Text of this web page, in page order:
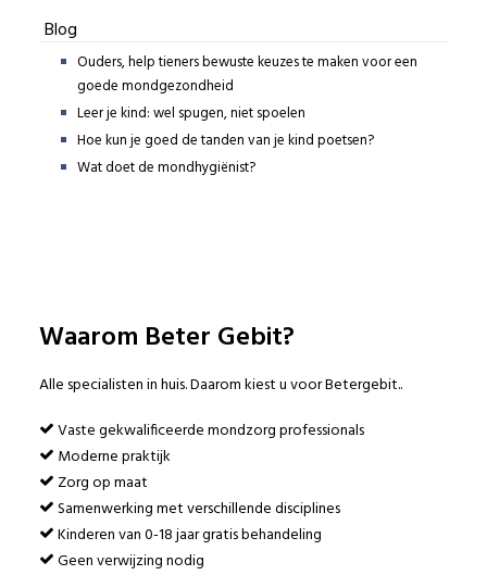
Blog
Ouders, help tieners bewuste keuzes te maken voor een
goede mondgezondheid
Leer je kind: wel spugen, niet spoelen
Hoe kun je goed de tanden van je kind poetsen?
Wat doet de mondhygiënist?
Waarom Beter Gebit?
Alle specialisten in huis. Daarom kiest u voor Betergebit..
Vaste gekwalificeerde mondzorg professionals
Moderne praktijk
Zorg op maat
Samenwerking met verschillende disciplines
Kinderen van 0-18 jaar gratis behandeling
Geen verwijzing nodig